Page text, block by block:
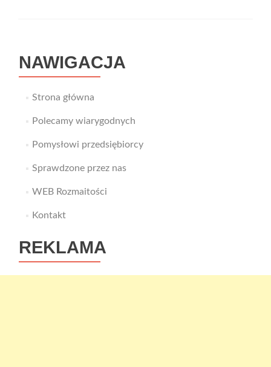
NAWIGACJA
Strona główna
Polecamy wiarygodnych
Pomysłowi przedsiębiorcy
Sprawdzone przez nas
WEB Rozmaitości
Kontakt
REKLAMA